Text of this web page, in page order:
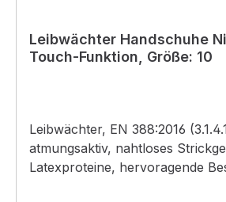
Leibwächter Handschuhe
Touch-Funktion, Größe: 10
Leibwächter, EN 388:2016
atmungsaktiv, nahtloses
Latexproteine, hervoragende